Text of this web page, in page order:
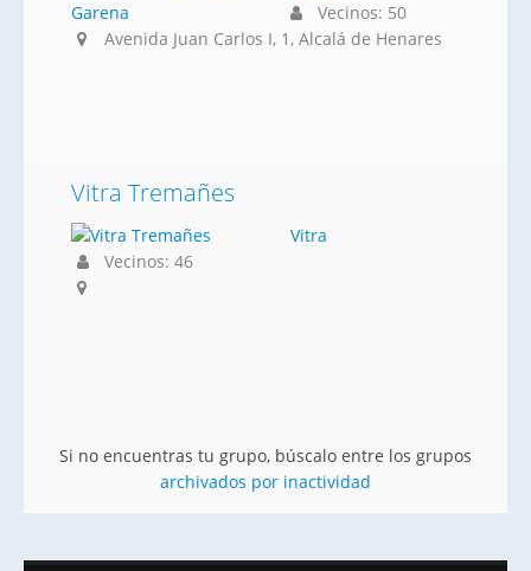
Vecinos: 50
Avenida Juan Carlos I, 1, Alcalá de Henares
Vitra Tremañes
Vitra
Vecinos: 46
Si no encuentras tu grupo, búscalo entre los grupos
archivados por inactividad